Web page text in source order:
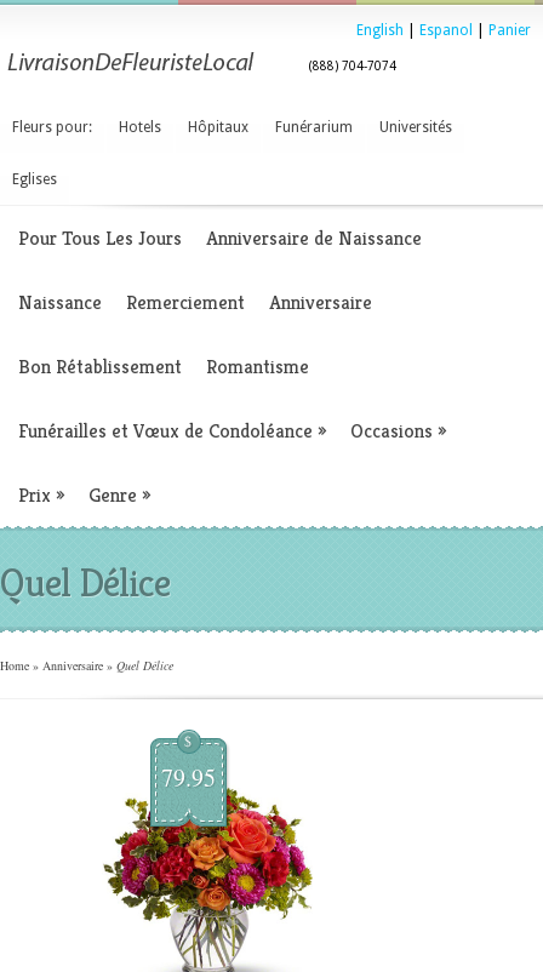
English Espanol Panier
(888) 704-7074
Fleurs pour: Hotels Hôpitaux Funérarium Universités
Eglises
Pour Tous Les Jours Anniversaire de Naissance
Naissance Remerciement Anniversaire
Bon Rétablissement Romantisme
Funérailles et Vœux de Condoléance » Occasions »
Prix » Genre »
Quel Délice
Home » Anniversaire » Quel Délice
$
79.95